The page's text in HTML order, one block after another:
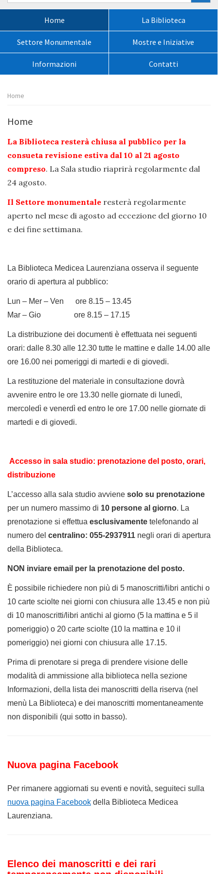
Home La Biblioteca
Settore Monumentale Mostre e Iniziative
Informazioni Contatti
Percorso
Home
Home
La Biblioteca resterà chiusa al pubblico per la
consueta revisione estiva dal 10 al 21 agosto
compreso. La Sala studio riaprirà regolarmente dal
24 agosto.
Il Settore monumentale resterà regolarmente
aperto nel mese di agosto ad eccezione del giorno 10
e dei fine settimana.
La Biblioteca Medicea Laurenziana osserva il seguente
orario di apertura al pubblico:
Lun – Mer – Ven ore 8.15 – 13.45
Mar – Gio ore 8.15 – 17.15
La distribuzione dei documenti è effettuata nei seguenti
orari: dalle 8.30 alle 12.30 tutte le mattine e dalle 14.00 alle
ore 16.00 nei pomeriggi di martedi e di giovedi.
La restituzione del materiale in consultazione dovrà
avvenire entro le ore 13.30 nelle giornate di lunedì,
mercoledì e venerdì ed entro le ore 17.00 nelle giornate di
martedi e di giovedi.
Accesso in sala studio: prenotazione del posto, orari,
distribuzione
L’accesso alla sala studio avviene solo su prenotazione
per un numero massimo di 10 persone al giorno. La
prenotazione si effettua esclusivamente telefonando al
numero del centralino: 055-2937911 negli orari di apertura
della Biblioteca.
NON inviare email per la prenotazione del posto.
È possibile richiedere non più di 5 manoscritti/libri antichi o
10 carte sciolte nei giorni con chiusura alle 13.45 e non più
di 10 manoscritti/libri antichi al giorno (5 la mattina e 5 il
pomeriggio) o 20 carte sciolte (10 la mattina e 10 il
pomeriggio) nei giorni con chiusura alle 17.15.
Prima di prenotare si prega di prendere visione delle
modalità di ammissione alla biblioteca nella sezione
Informazioni, della lista dei manoscritti della riserva (nel
menù La Biblioteca) e dei manoscritti momentaneamente
non disponibili (qui sotto in basso).
Nuova pagina Facebook
Per rimanere aggiornati su eventi e novità, seguiteci sulla
nuova pagina Facebook della Biblioteca Medicea
Laurenziana.
Elenco dei manoscritti e dei rari